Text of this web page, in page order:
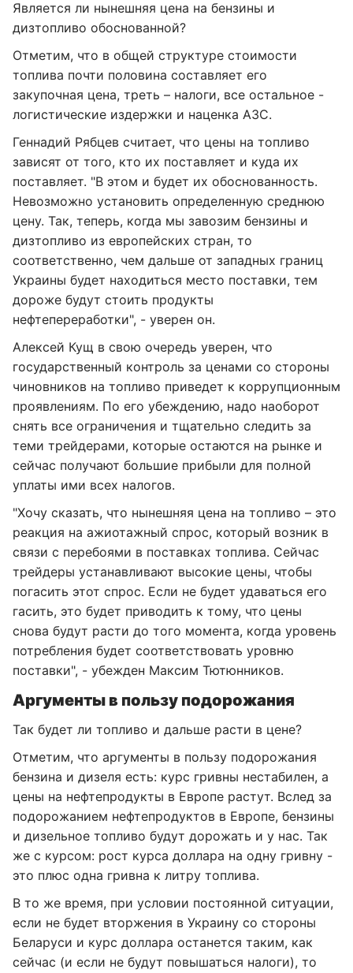
Является ли нынешняя цена на бензины и
дизтопливо обоснованной?
Отметим, что в общей структуре стоимости
топлива почти половина составляет его
закупочная цена, треть – налоги, все остальное -
логистические издержки и наценка АЗС.
Геннадий Рябцев считает, что цены на топливо
зависят от того, кто их поставляет и куда их
поставляет. "В этом и будет их обоснованность.
Невозможно установить определенную среднюю
цену. Так, теперь, когда мы завозим бензины и
дизтопливо из европейских стран, то
соответственно, чем дальше от западных границ
Украины будет находиться место поставки, тем
дороже будут стоить продукты
нефтепереработки", - уверен он.
Алексей Кущ в свою очередь уверен, что
государственный контроль за ценами со стороны
чиновников на топливо приведет к коррупционным
проявлениям. По его убеждению, надо наоборот
снять все ограничения и тщательно следить за
теми трейдерами, которые остаются на рынке и
сейчас получают большие прибыли для полной
уплаты ими всех налогов.
"Хочу сказать, что нынешняя цена на топливо – это
реакция на ажиотажный спрос, который возник в
связи с перебоями в поставках топлива. Сейчас
трейдеры устанавливают высокие цены, чтобы
погасить этот спрос. Если не будет удаваться его
гасить, это будет приводить к тому, что цены
снова будут расти до того момента, когда уровень
потребления будет соответствовать уровню
поставки", - убежден Максим Тютюнников.
Аргументы в пользу подорожания
Так будет ли топливо и дальше расти в цене?
Отметим, что аргументы в пользу подорожания
бензина и дизеля есть: курс гривны нестабилен, а
цены на нефтепродукты в Европе растут. Вслед за
подорожанием нефтепродуктов в Европе, бензины
и дизельное топливо будут дорожать и у нас. Так
же с курсом: рост курса доллара на одну гривну -
это плюс одна гривна к литру топлива.
В то же время, при условии постоянной ситуации,
если не будет вторжения в Украину со стороны
Беларуси и курс доллара останется таким, как
сейчас (и если не будут повышаться налоги), то